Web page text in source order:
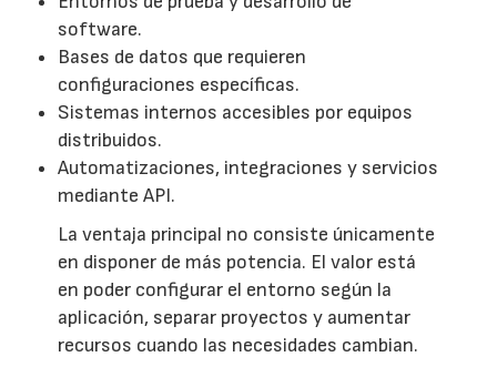
software.
Bases de datos que requieren
configuraciones específicas.
Sistemas internos accesibles por equipos
distribuidos.
Automatizaciones, integraciones y servicios
mediante API.
La ventaja principal no consiste únicamente
en disponer de más potencia. El valor está
en poder configurar el entorno según la
aplicación, separar proyectos y aumentar
recursos cuando las necesidades cambian.